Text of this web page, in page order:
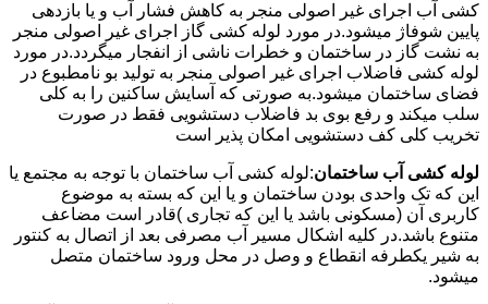
کشی آب اجرای غیر اصولی منجر به کاهش فشار آب و یا بازدهی
پایین شوفاژ میشود.در مورد لوله کشی گاز اجرای غیر اصولی منجر
به نشت گاز در ساختمان و خطرات ناشی از انفجار میگردد.در مورد
لوله کشی فاضلاب اجرای غیر اصولی منجر به تولید بو نامطبوع در
فضای ساختمان میشود.به صورتی که آسایش ساکنین را به کلی
سلب میکند و رفع بوی بد فاضلاب دستشویی فقط در صورت
تخریب کلی کف دستشویی امکان پذیر است
لوله کشی آب ساختمان:لوله کشی آب ساختمان با توجه به مجتمع یا
این که تک واحدی بودن ساختمان و یا این که بسته به موضوع
کاربری آن (مسکونی باشد یا این که تجاری )قادر است مضاعف
متنوع باشد.در کلیه اشکال مسیر آب مصرفی بعد از اتصال به کنتور
به شیر یکطرفه انقطاع و وصل در محل ورود ساختمان متصل
میشود.